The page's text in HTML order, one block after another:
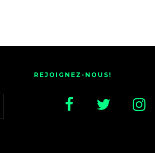
REJOIGNEZ-NOUS!